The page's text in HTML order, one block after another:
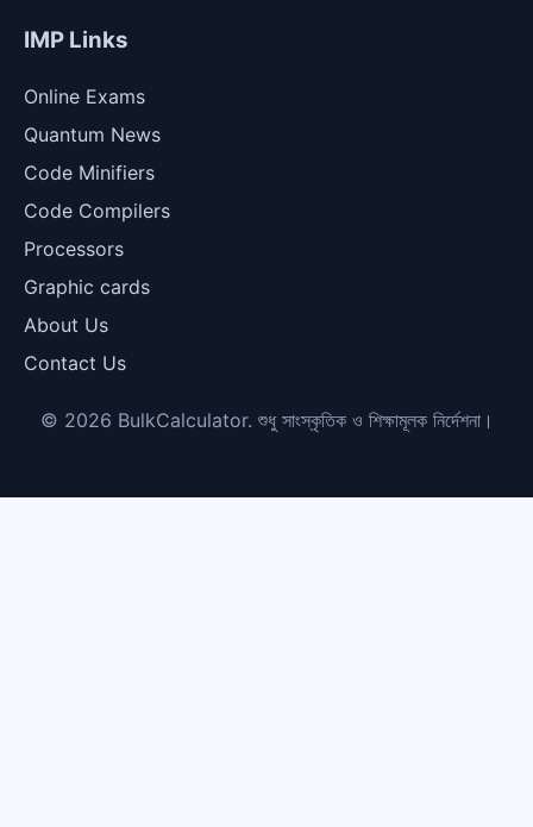
IMP Links
Online Exams
Quantum News
Code Minifiers
Code Compilers
Processors
Graphic cards
About Us
Contact Us
© 2026 BulkCalculator. শুধু সাংস্কৃতিক ও শিক্ষামূলক নির্দেশনা।